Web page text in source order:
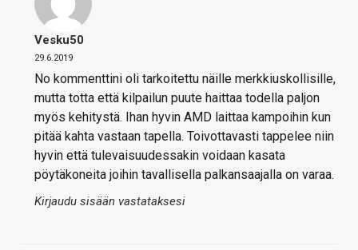
Vesku50
29.6.2019
No kommenttini oli tarkoitettu näille merkkiuskollisille,
mutta totta että kilpailun puute haittaa todella paljon
myös kehitystä. Ihan hyvin AMD laittaa kampoihin kun
pitää kahta vastaan tapella. Toivottavasti tappelee niin
hyvin että tulevaisuudessakin voidaan kasata
pöytäkoneita joihin tavallisella palkansaajalla on varaa.
Kirjaudu sisään vastataksesi